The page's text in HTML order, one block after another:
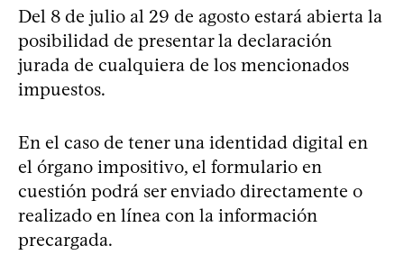
Del 8 de julio al 29 de agosto estará abierta la
posibilidad de presentar la declaración
jurada de cualquiera de los mencionados
impuestos.
En el caso de tener una identidad digital en
el órgano impositivo, el formulario en
cuestión podrá ser enviado directamente o
realizado en línea con la información
precargada.